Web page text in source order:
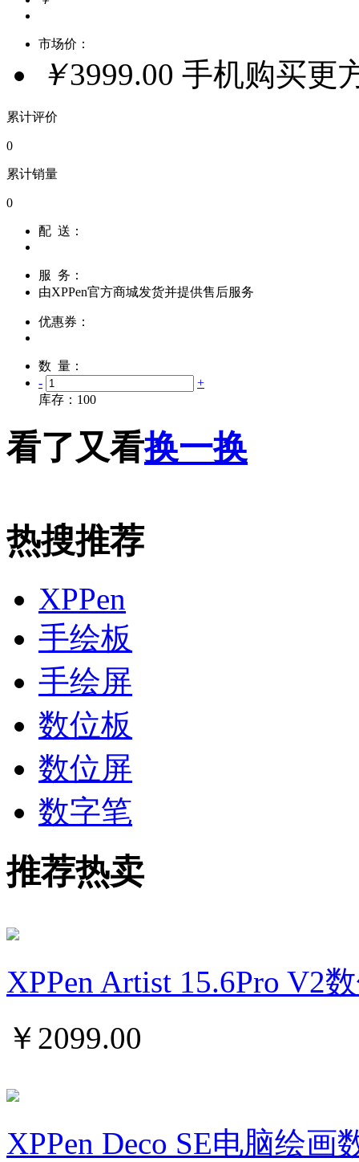
市场价：
￥3999.00 手机购买更
累计评价
0
累计销量
0
配 送：
服 务：
由XPPen官方商城发货并提供售后服务
优惠券：
数 量：
-
+
库存： 100
看了又看换一换
热搜推荐
XPPen
手绘板
手绘屏
数位板
数位屏
数字笔
推荐热卖
XPPen Artist 15.6Pro V2
￥ 2099.00
XPPen Deco SE电脑绘画